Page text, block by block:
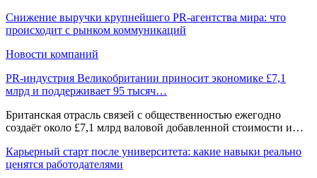
Снижение выручки крупнейшего PR-агентства мира: что
происходит с рынком коммуникаций
Новости компаний
PR-индустрия Великобритании приносит экономике £7,1
млрд и поддерживает 95 тысяч…
Британская отрасль связей с общественностью ежегодно
создаёт около £7,1 млрд валовой добавленной стоимости и…
Карьерный старт после университета: какие навыки реально
ценятся работодателями